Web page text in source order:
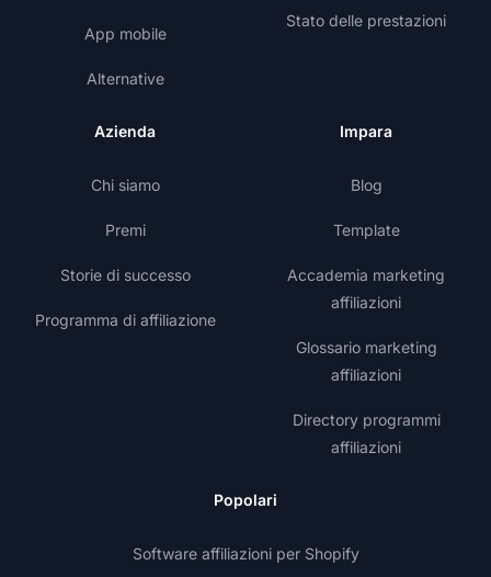
App mobile
Alternative
Stato delle prestazioni
Azienda
Chi siamo
Premi
Storie di successo
Programma di affiliazione
Impara
Blog
Template
Accademia marketing
affiliazioni
Glossario marketing
affiliazioni
Directory programmi
affiliazioni
Popolari
Software affiliazioni per Shopify